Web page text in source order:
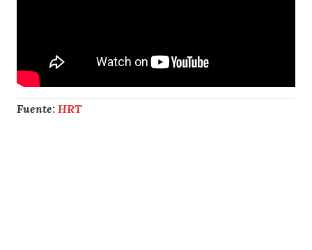
Fuente: HRT